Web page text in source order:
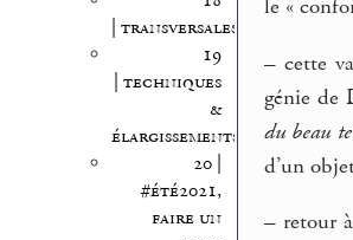
| transversales
19
| techniques
&
élargissements
20 |
#été2021,
faire un
le «
– cette
génie de
du beau
d’un
– retour